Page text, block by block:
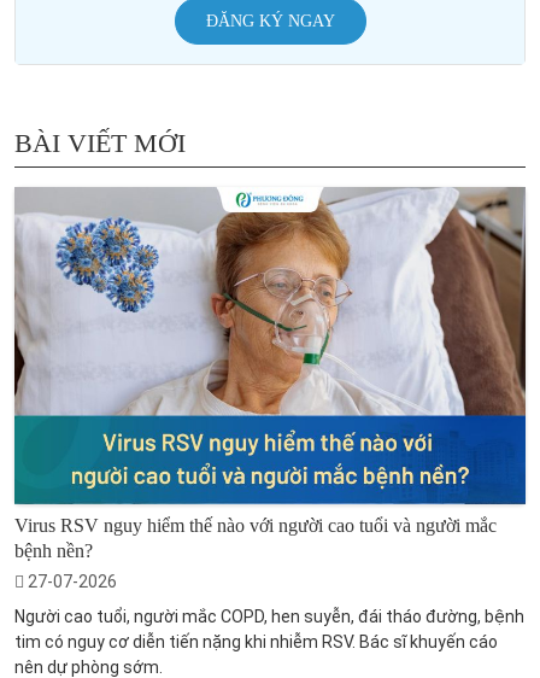
ĐĂNG KÝ NGAY
BÀI VIẾT MỚI
Virus RSV nguy hiểm thế nào với người cao tuổi và người mắc
bệnh nền?
27-07-2026
Người cao tuổi, người mắc COPD, hen suyễn, đái tháo đường, bệnh
tim có nguy cơ diễn tiến nặng khi nhiễm RSV. Bác sĩ khuyến cáo
nên dự phòng sớm.